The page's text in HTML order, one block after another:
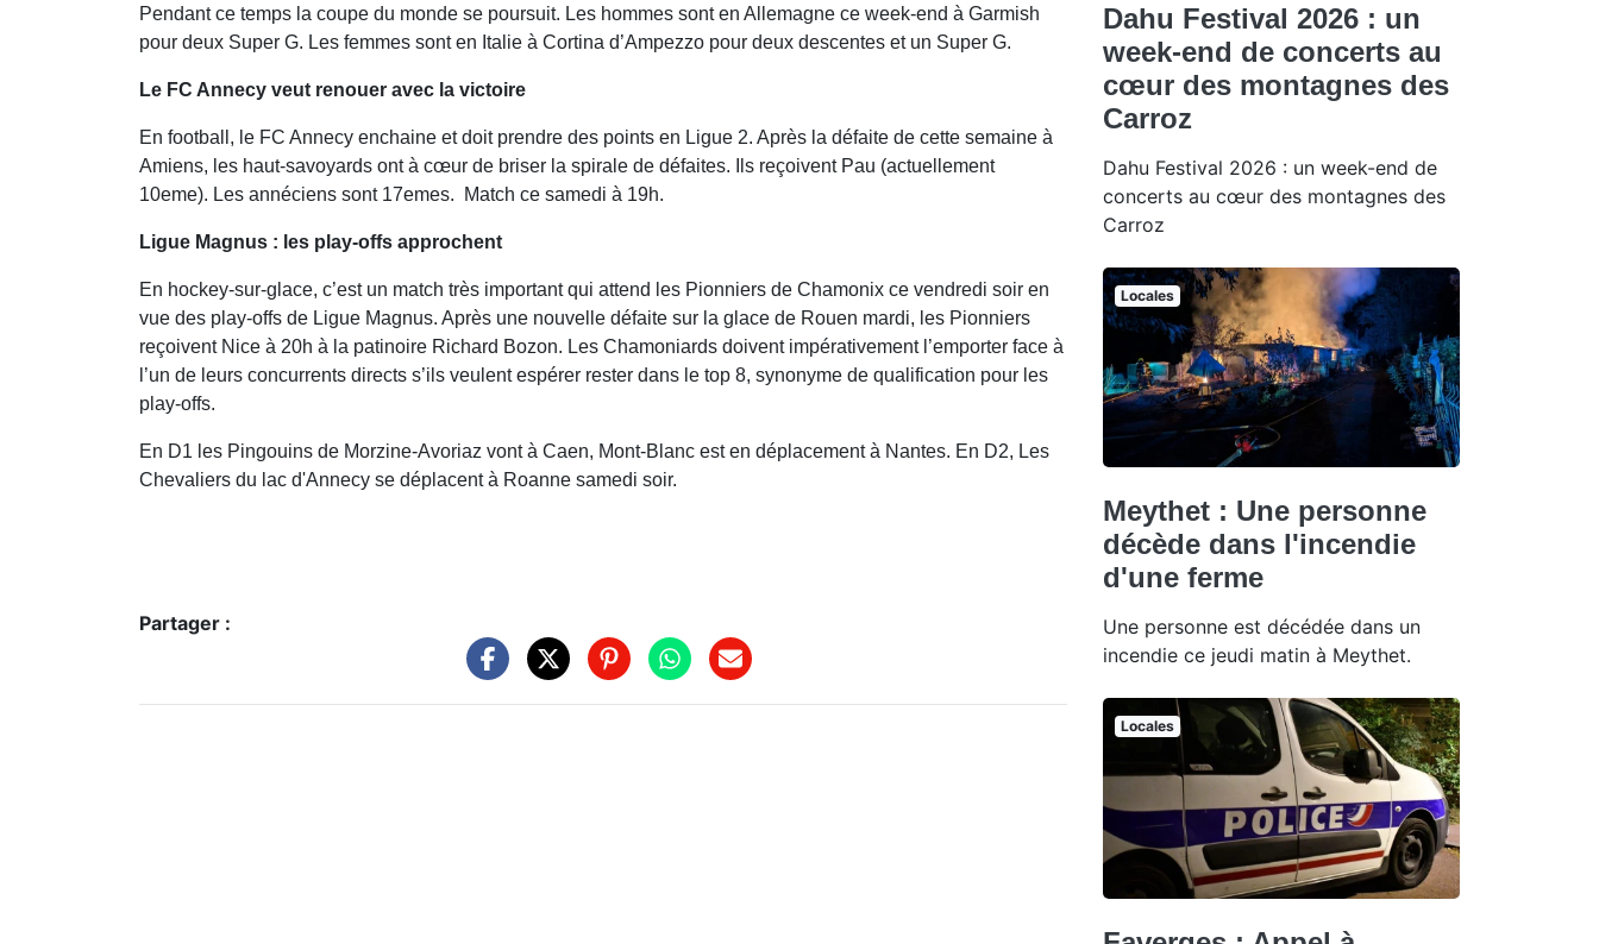
Pendant ce temps la coupe du monde se poursuit. Les hommes sont en Allemagne ce week-end à Garmish
pour deux Super G. Les femmes sont en Italie à Cortina d’Ampezzo pour deux descentes et un Super G.
Le FC Annecy veut renouer avec la victoire
En football, le FC Annecy enchaine et doit prendre des points en Ligue 2. Après la défaite de cette semaine à
Amiens, les haut-savoyards ont à cœur de briser la spirale de défaites. Ils reçoivent Pau (actuellement
10eme). Les annéciens sont 17emes. Match ce samedi à 19h.
Ligue Magnus : les play-offs approchent
En hockey-sur-glace, c’est un match très important qui attend les Pionniers de Chamonix ce vendredi soir en
vue des play-offs de Ligue Magnus. Après une nouvelle défaite sur la glace de Rouen mardi, les Pionniers
reçoivent Nice à 20h à la patinoire Richard Bozon. Les Chamoniards doivent impérativement l’emporter face à
l’un de leurs concurrents directs s’ils veulent espérer rester dans le top 8, synonyme de qualification pour les
play-offs.
En D1 les Pingouins de Morzine-Avoriaz vont à Caen, Mont-Blanc est en déplacement à Nantes. En D2, Les
Chevaliers du lac d'Annecy se déplacent à Roanne samedi soir.
Partager :
Dahu Festival 2026 : un
week-end de concerts au
cœur des montagnes des
Carroz
Dahu Festival 2026 : un week-end de
concerts au cœur des montagnes des
Carroz
Locales
Meythet : Une personne
décède dans l'incendie
d'une ferme
Une personne est décédée dans un
incendie ce jeudi matin à Meythet.
Locales